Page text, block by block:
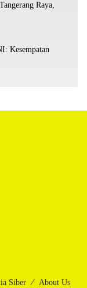
Raya,
Kesempatan
Siber About Us